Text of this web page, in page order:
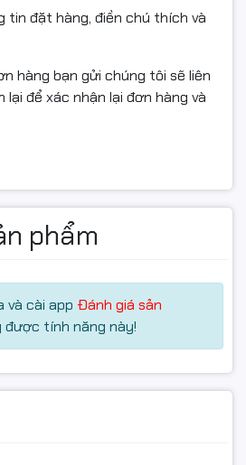
tin đặt hàng, điền chú thích và
hàng bạn gửi chúng tôi sẽ liên
lại để xác nhận lại đơn hàng và
phẩm
và cài app Đánh giá sản
được tính năng này!